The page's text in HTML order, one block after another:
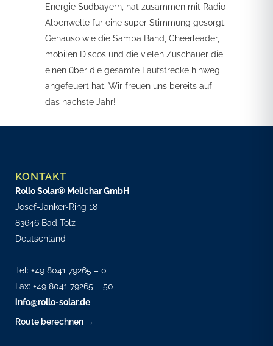
Energie Südbayern, hat zusammen mit Radio
Alpenwelle für eine super Stimmung gesorgt.
Genauso wie die Samba Band, Cheerleader,
mobilen Discos und die vielen Zuschauer die
einen über die gesamte Laufstrecke hinweg
angefeuert hat. Wir freuen uns bereits auf
das nächste Jahr!
KONTAKT
Rollo Solar® Melichar GmbH
Josef-Janker-Ring 18
83646 Bad Tölz
Deutschland
Tel: +49 8041 79265 – 0
Fax: +49 8041 79265 – 50
info@rollo-solar.de
Route berechnen →